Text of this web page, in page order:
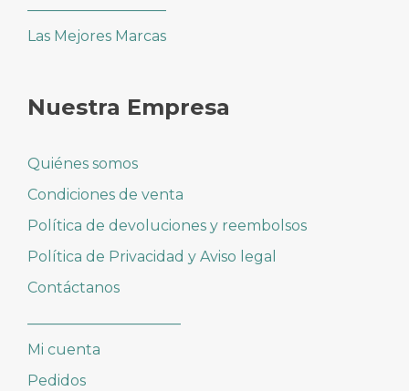
Las Mejores Marcas
Nuestra Empresa
Quiénes somos
Condiciones de venta
Política de devoluciones y reembolsos
Política de Privacidad y Aviso legal
Contáctanos
Mi cuenta
Pedidos